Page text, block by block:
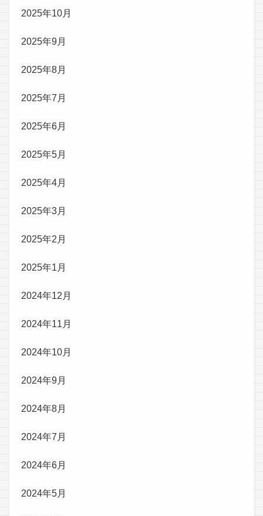
2025年10月
2025年9月
2025年8月
2025年7月
2025年6月
2025年5月
2025年4月
2025年3月
2025年2月
2025年1月
2024年12月
2024年11月
2024年10月
2024年9月
2024年8月
2024年7月
2024年6月
2024年5月